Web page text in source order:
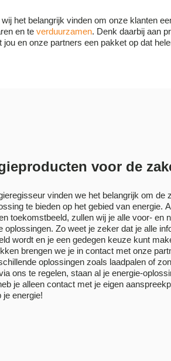
het belangrijk vinden om onze klanten
en te verduurzamen. Denk daarbij aan
en onze partners een pakket op dat
voor de
vinden we het belangrijk om de
te bieden op het gebied van energie.
toekomstbeeld, zullen wij je alle voor- en
oplossingen. Zo weet je zeker dat je alle
wordt en je een gedegen keuze kunt
brengen we je in contact met onze
oplossingen zoals laadpalen of
ons te regelen, staan al je energie-
je alleen contact met je eigen
je energie!